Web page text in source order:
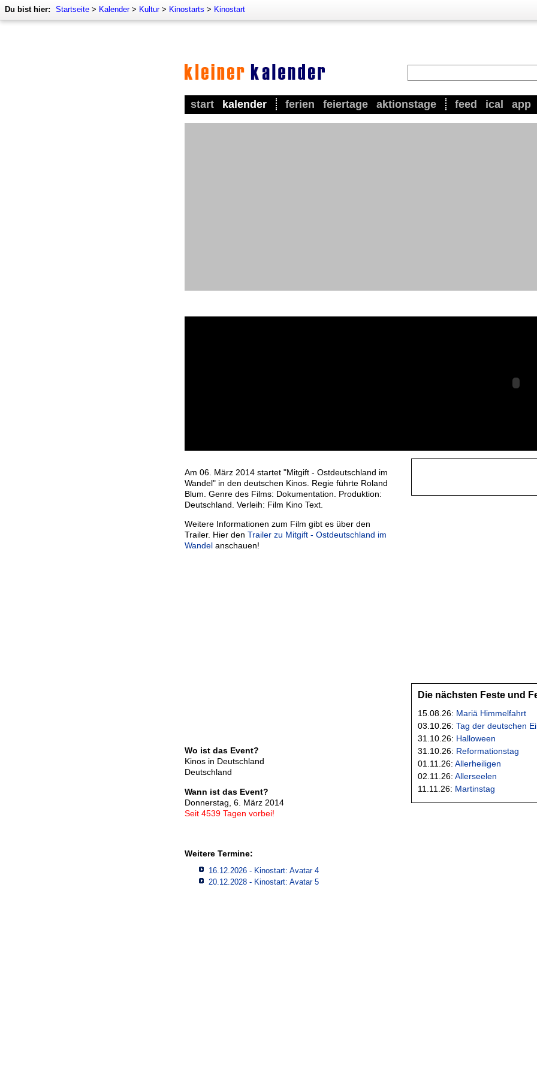
Du bist hier: Startseite > Kalender> Kultur> Kinostarts > Kinostart
start kalender ferien feiertage aktionstage feed ical app
Am 06. März 2014 startet "Mitgift - Ostdeutschland im
Wandel" in den deutschen Kinos. Regie führte Roland
Blum. Genre des Films: Dokumentation. Produktion:
Deutschland. Verleih: Film Kino Text.
Weitere Informationen zum Film gibt es über den
Trailer. Hier den Trailer zu Mitgift - Ostdeutschland im
Wandel anschauen!
Wo ist das Event?
Kinos in Deutschland
Deutschland
Wann ist das Event?
Donnerstag, 6. März 2014
Seit 4539 Tagen vorbei!
Weitere Termine:
16.12.2026 - Kinostart: Avatar 4
20.12.2028 - Kinostart: Avatar 5
Die nächsten Feste und
15.08.26: Mariä Himmelfahrt
03.10.26: Tag der deutschen
31.10.26: Halloween
31.10.26: Reformationstag
01.11.26: Allerheiligen
02.11.26: Allerseelen
11.11.26: Martinstag